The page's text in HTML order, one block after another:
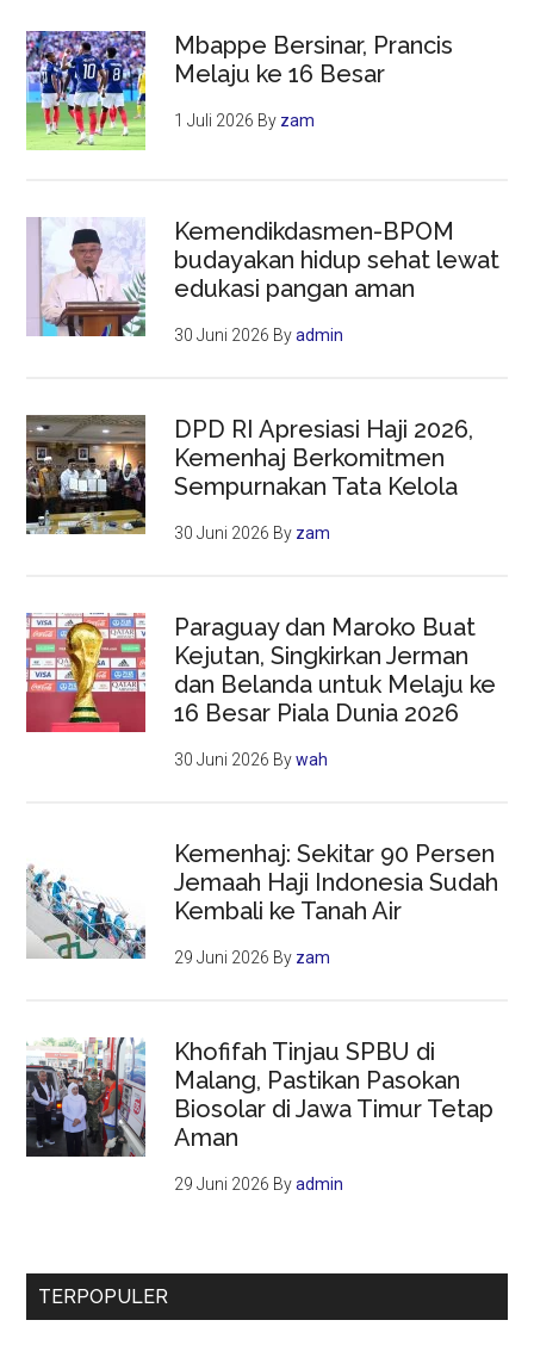
Mbappe Bersinar, Prancis
Melaju ke 16 Besar
1 Juli 2026 By zam
Kemendikdasmen-BPOM
budayakan hidup sehat lewat
edukasi pangan aman
30 Juni 2026 Byadmin
DPD RI Apresiasi Haji 2026,
Kemenhaj Berkomitmen
Sempurnakan Tata Kelola
30 Juni 2026 By zam
Paraguay dan Maroko Buat
Kejutan, Singkirkan Jerman
dan Belanda untuk Melaju ke
16 Besar Piala Dunia 2026
30 Juni 2026 Bywah
Kemenhaj: Sekitar 90 Persen
Jemaah Haji Indonesia Sudah
Kembali ke Tanah Air
29 Juni 2026 By zam
Khofifah Tinjau SPBU di
Malang, Pastikan Pasokan
Biosolar di Jawa Timur Tetap
Aman
29 Juni 2026 Byadmin
TERPOPULER